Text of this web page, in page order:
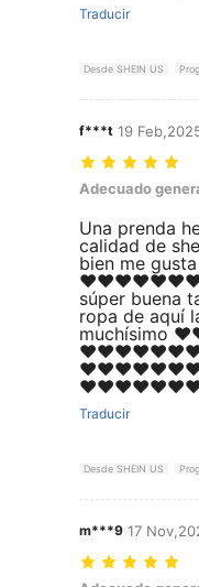
Traducir
Desde SHEIN US
f***t 19
Adecuado
Adecuado
Una prenda
calidad de
bien me
súper buena
ropa de aquí
Traducir
Desde SHEIN US
m***9 17